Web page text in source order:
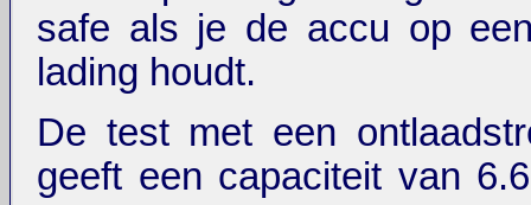
safe als je de accu op
lading houdt.
De test met een
geeft een capaciteit van